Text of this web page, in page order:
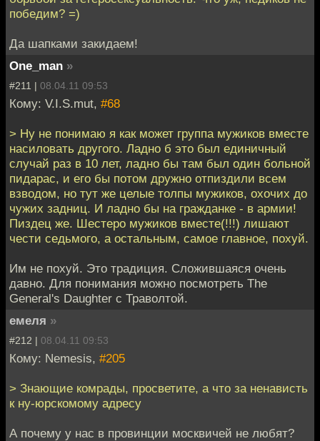
победим? =)
Да шапками закидаем!
One_man »
#211 | 08.04.11 09:53
Кому: V.I.S.mut, #68
> Ну не понимаю я как может группа мужиков вместе
насиловать другого. Ладно б это был единичный
случай раз в 10 лет, ладно бы там был один больной
пидарас, и его бы потом дружно отпиздили всем
взводом, но тут же целые толпы мужиков, охочих до
чужих задниц. И ладно бы на гражданке - в армии!
Пиздец же. Шестеро мужиков вместе(!!!) лишают
чести седьмого, а остальным, самое главное, похуй.
Им не похуй. Это традиция. Сложившаяся очень
давно. Для понимания можно посмотреть The
General's Daughter с Траволтой.
емеля »
#212 | 08.04.11 09:53
Кому: Nemesis, #205
> Знающие комрады, просветите, а что за ненависть
к ну-юрскомому адресу
А почему у нас в провинции москвичей не любят?